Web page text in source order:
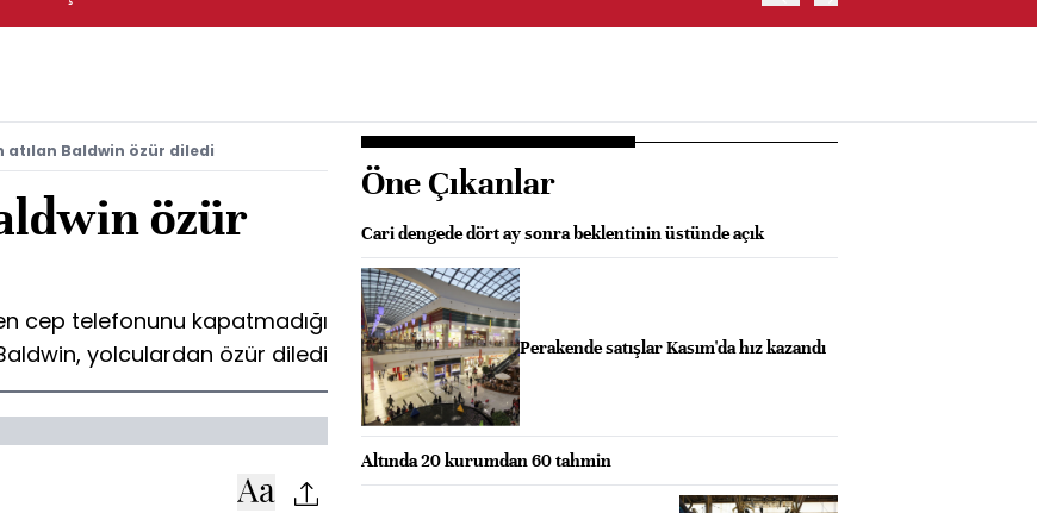
atılan Baldwin özür diledi
özür
cep telefonunu kapatmadığı
yolculardan özür diledi
Öne Çıkanlar
Cari dengede dört ay sonra beklentinin üstünde açık
Perakende satışlar Kasım'da hız kazandı
Altında 20 kurumdan 60 tahmin